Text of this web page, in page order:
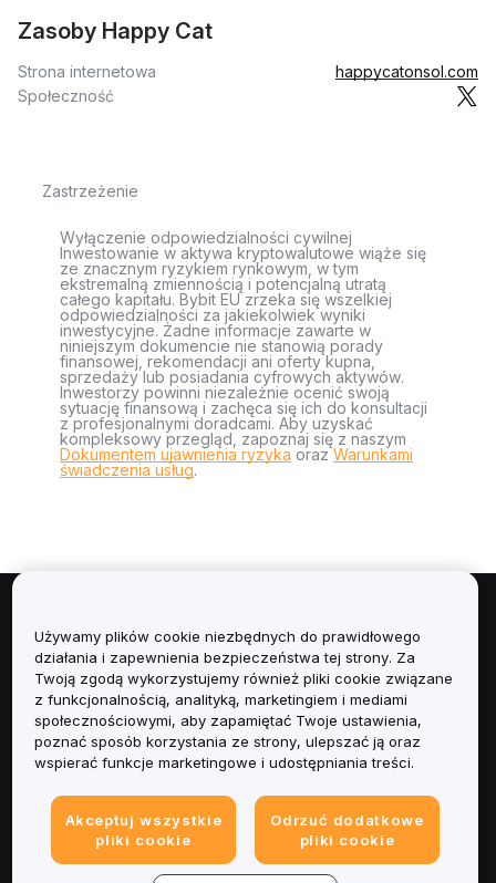
Zasoby Happy Cat
Strona internetowa
happycatonsol.com
Społeczność
Zastrzeżenie
Wyłączenie odpowiedzialności cywilnej
Inwestowanie w aktywa kryptowalutowe wiąże się
ze znacznym ryzykiem rynkowym, w tym
ekstremalną zmiennością i potencjalną utratą
całego kapitału. Bybit EU zrzeka się wszelkiej
odpowiedzialności za jakiekolwiek wyniki
inwestycyjne. Żadne informacje zawarte w
niniejszym dokumencie nie stanowią porady
finansowej, rekomendacji ani oferty kupna,
sprzedaży lub posiadania cyfrowych aktywów.
Inwestorzy powinni niezależnie ocenić swoją
sytuację finansową i zachęca się ich do konsultacji
z profesjonalnymi doradcami. Aby uzyskać
kompleksowy przegląd, zapoznaj się z naszym
Dokumentem ujawnienia ryzyka orazWarunkami
świadczenia usług.
Informacje
Usługi
Obsługa Klienta
Informacje prawne
Używamy plików cookie niezbędnych do prawidłowego
działania i zapewnienia bezpieczeństwa tej strony. Za
Twoją zgodą wykorzystujemy również pliki cookie związane
z funkcjonalnością, analityką, marketingiem i mediami
społecznościowymi, aby zapamiętać Twoje ustawienia,
poznać sposób korzystania ze strony, ulepszać ją oraz
wspierać funkcje marketingowe i udostępniania treści.
Akceptuj wszystkie
pliki cookie
Odrzuć dodatkowe
pliki cookie